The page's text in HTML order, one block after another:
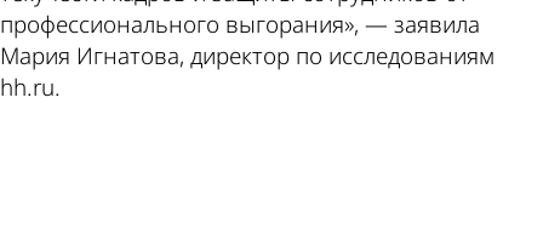
профессионального выгорания», — заявила
Мария Игнатова, директор по исследованиям
hh.ru.